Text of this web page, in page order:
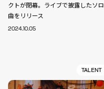
クトが閉幕。ライブで披露したソロ
曲をリリース
2024.10.05
TALENT